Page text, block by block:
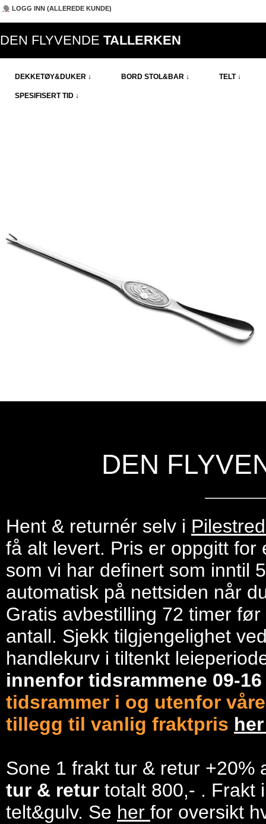
LOGG INN (ALLEREDE KUNDE)
DEN FLYVENDE TALLERKEN
DEKKETØY&DUKER ↓ BORD STOL&BAR ↓ TELT ↓
SPESIFISERT TID ↓
DEN
Hent & returnér selv i
få alt levert. Pris er oppgitt
som vi har definert som inntil
automatisk på nettsiden når
Gratis avbestilling 72 timer
antall. Sjekk tilgjengelighet
handlekurv i tiltenkt
innenfor tidsrammene 09-
tidsrammer i og utenfor
tillegg til vanlig fraktpris
Sone 1 frakt tur & retur +20%
tur & retur totalt 800,- . Frakt
telt&gulv. Se her for oversikt